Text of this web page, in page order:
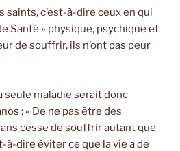
saints, c’est-à-dire ceux en qui
Santé » physique, psychique et
de souffrir, ils n’ont pas peur
seule maladie serait donc
: « De ne pas être des
cesse de souffrir autant que
à-dire éviter ce que la vie a de